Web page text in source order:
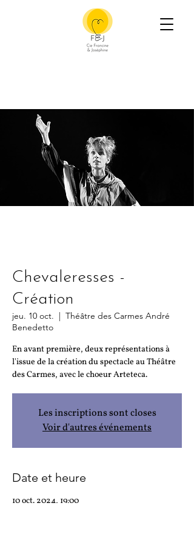
Chevaleresses -
Création
jeu. 10 oct.
  |
Théâtre des Carmes André
Benedetto
En avant première, deux représentations à
l'issue de la création du spectacle au Théâtre
des Carmes, avec le choeur Arteteca.
Les inscriptions sont closes
Voir d'autres événements
Date et heure
10 oct. 2024, 19:00